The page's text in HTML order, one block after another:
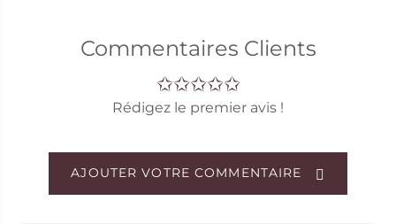
Commentaires Clients
Rédigez le premier avis !
AJOUTER VOTRE COMMENTAIRE